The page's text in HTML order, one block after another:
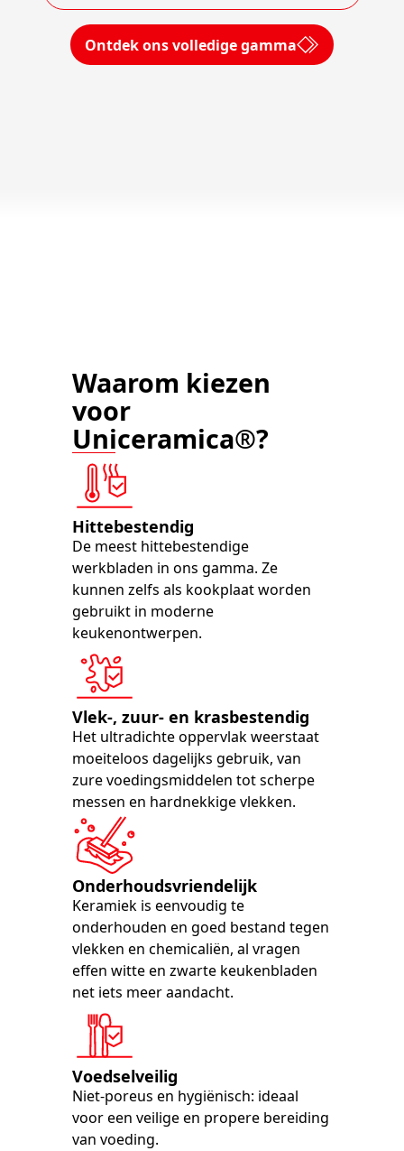
Ontdek ons volledige gamma
Waarom kiezen
voor
Uniceramica®?
Hittebestendig
De meest hittebestendige
werkbladen in ons gamma. Ze
kunnen zelfs als kookplaat worden
gebruikt in moderne
keukenontwerpen.
Vlek-, zuur- en krasbestendig
Het ultradichte oppervlak weerstaat
moeiteloos dagelijks gebruik, van
zure voedingsmiddelen tot scherpe
messen en hardnekkige vlekken.
Onderhoudsvriendelijk
Keramiek is eenvoudig te
onderhouden en goed bestand tegen
vlekken en chemicaliën, al vragen
effen witte en zwarte keukenbladen
net iets meer aandacht.
Voedselveilig
Niet-poreus en hygiënisch: ideaal
voor een veilige en propere bereiding
van voeding.